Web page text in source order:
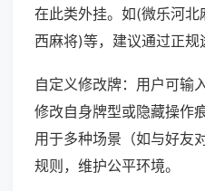
在此类外挂。如(微乐河
西麻将)等，建议通过正规
自定义修改牌：用户可输
修改自身牌型或隐藏操作
用于多种场景（如与好友
规则，维护公平环境。